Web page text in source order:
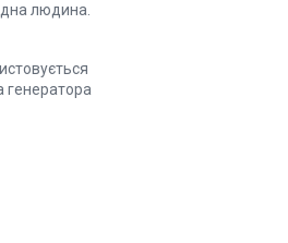
людина.
генератора